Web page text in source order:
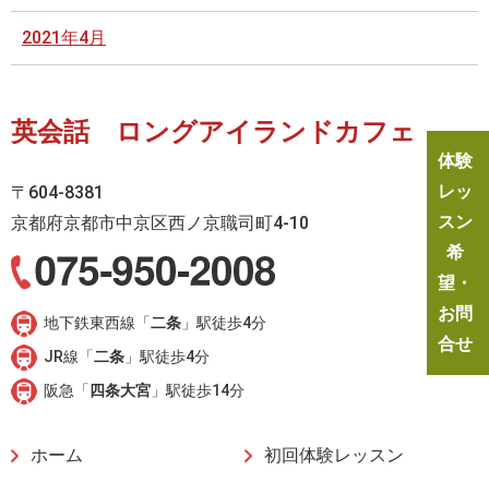
2021年4月
英会話 ロングアイランドカフェ
〒604-8381
京都府京都市中京区西ノ京職司町4-10
地下鉄東西線「二条 」駅徒歩4分
JR線「二条 」駅徒歩4分
阪急「 四条大宮 」駅徒歩14分
ホーム 初回体験レッスン
体験
レッ
スン
希
望・
お問
合せ